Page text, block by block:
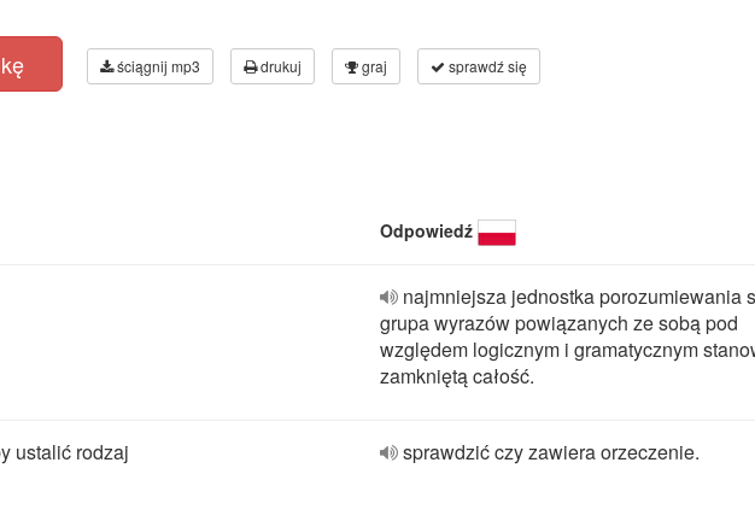
ściągnij mp3 drukuj graj sprawdź się
Odpowiedź
najmniejsza jednostka porozumiewania
grupa wyrazów powiązanych ze sobą pod
względem logicznym i gramatycznym
zamkniętą całość.
ustalić rodzaj
sprawdzić czy zawiera orzeczenie.